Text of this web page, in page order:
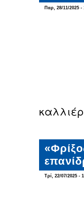
Παρ, 28/11/2025 -
Τρί, 22/07/2025 -